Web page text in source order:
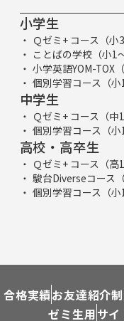
小学生
Ｑゼミ+ コース（小3
ことばの学校（小1
小学英語YOM-TOX
個別学習コース（小
中学生
Ｑゼミ+ コース（中1
個別学習コース（小
高校・高卒生
Ｑゼミ+ コース（高
駿台Diverseコース
個別学習コース（小
合格実績お友達紹介
ゼミ生用サ